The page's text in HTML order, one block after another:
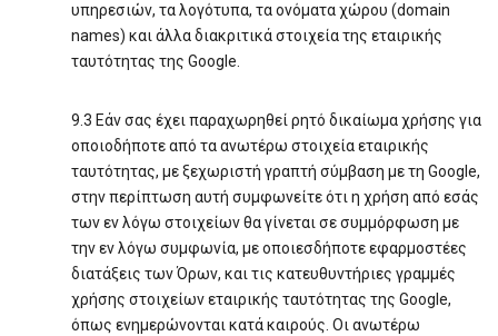
υπηρεσιών, τα λογότυπα, τα ονόματα χώρου (domain
names) και άλλα διακριτικά στοιχεία της εταιρικής
ταυτότητας της Google.
9.3 Εάν σας έχει παραχωρηθεί ρητό δικαίωμα χρήσης για
οποιοδήποτε από τα ανωτέρω στοιχεία εταιρικής
ταυτότητας, με ξεχωριστή γραπτή σύμβαση με τη Google,
στην περίπτωση αυτή συμφωνείτε ότι η χρήση από εσάς
των εν λόγω στοιχείων θα γίνεται σε συμμόρφωση με
την εν λόγω συμφωνία, με οποιεσδήποτε εφαρμοστέες
διατάξεις των Όρων, και τις κατευθυντήριες γραμμές
χρήσης στοιχείων εταιρικής ταυτότητας της Google,
όπως ενημερώνονται κατά καιρούς. Οι ανωτέρω